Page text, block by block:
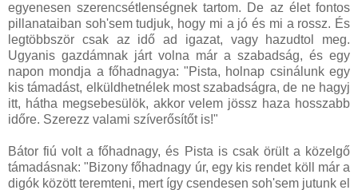
egyenesen szerencsétlenségnek tartom. De az élet fontos
pillanataiban soh'sem tudjuk, hogy mi a jó és mi a rossz. És
legtöbbször csak az idő ad igazat, vagy hazudtol meg.
Ugyanis gazdámnak járt volna már a szabadság, és egy
napon mondja a főhadnagya: "Pista, holnap csinálunk egy
kis támadást, elküldhetnélek most szabadságra, de ne hagyj
itt, hátha megsebesülök, akkor velem jössz haza hosszabb
időre. Szerezz valami szíverősítőt is!"
Bátor fiú volt a főhadnagy, és Pista is csak örült a közelgő
támadásnak: "Bizony főhadnagy úr, egy kis rendet köll már a
digók között teremteni, mert így csendesen soh'sem jutunk el